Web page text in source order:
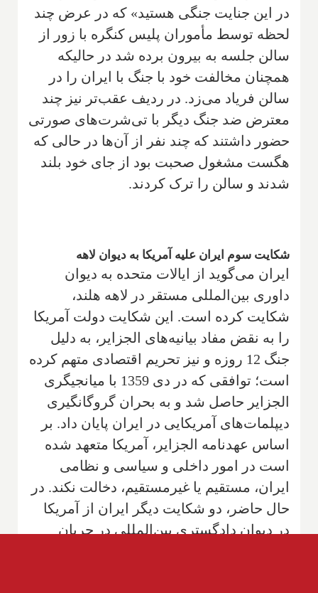
در این جنایت جنگی هستید» که در عرض چند
لحظه توسط مأموران پلیس کنگره با زور از
سالن جلسه به بیرون برده شد در حالیکه
همچنان مخالفت خود با جنگ با ایران را در
سالن فریاد می‌زد. در ردیف عقب‌تر نیز چند
معترض ضد جنگ دیگر با تی‌شرت‌های صورتی
حضور داشتند که چند نفر از آن‌ها در حالی که
هگست مشغول صحبت بود از جای خود بلند
شدند و سالن را ترک کردند.
شکایت سوم ایران علیه آمریکا به دیوان لاهه
ایران می‌گوید از ایالات متحده به دیوان
داوری بین‌المللی مستقر در لاهه هلند،
شکایت کرده است. این شکایت دولت آمریکا
را به نقض مفاد بیانیه‌های الجزایر، به دلیل
جنگ 12 روزه و نیز تحریم اقتصادی متهم کرده
است؛ توافقی که در دی 1359 با میانجیگری
الجزایر حاصل شد و به بحران گروگانگیری
دیپلمات‌های آمریکایی در ایران پایان داد. بر
اساس عهدنامه الجزایر، آمریکا متعهد شده
است در امور داخلی و سیاسی و نظامی
ایران، مستقیم یا غیرمستقیم، دخالت نکند. در
حال حاضر، دو شکایت دیگر ایران از آمریکا
در دیوان دادگستری بین‌المللی در جریان